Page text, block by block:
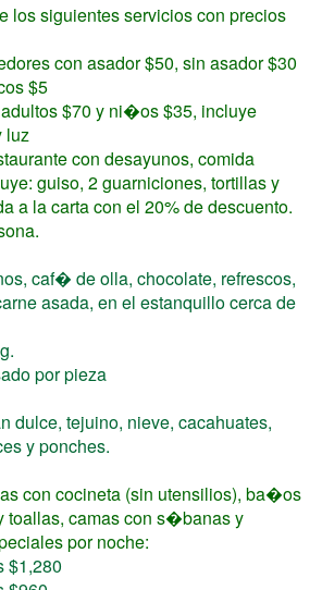
los siguientes servicios con precios
con asador $50, sin asador $30
$5
$70 y ni�os $35, incluye
luz
con desayunos, comida
guiso, 2 guarniciones, tortillas y
a la carta con el 20% de descuento.
caf� de olla, chocolate, refrescos,
asada, en el estanquillo cerca de
por pieza
dulce, tejuino, nieve, cacahuates,
y ponches.
con cocineta (sin utensilios), ba�os
toallas, camas con s�banas y
por noche: